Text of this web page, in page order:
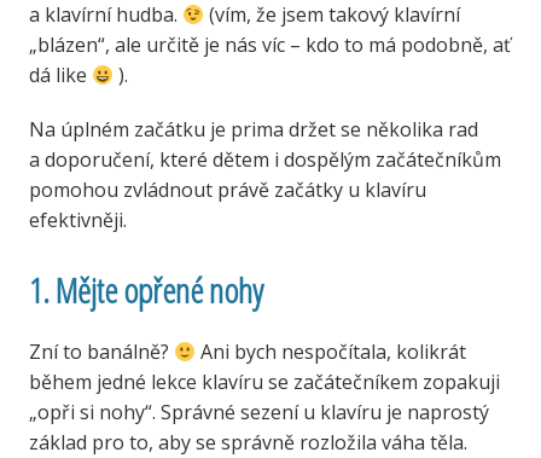
a klavírní hudba.
(vím, že jsem takový klavírní
„blázen“, ale určitě je nás víc – kdo to má podobně, ať
dá like
).
Na úplném začátku je prima držet se několika rad
a doporučení, které dětem i dospělým začátečníkům
pomohou zvládnout právě začátky u klavíru
efektivněji.
1. Mějte opřené nohy
Zní to banálně?
Ani bych nespočítala, kolikrát
během jedné lekce klavíru se začátečníkem zopakuji
„opři si nohy“. Správné sezení u klavíru je naprostý
základ pro to, aby se správně rozložila váha těla.